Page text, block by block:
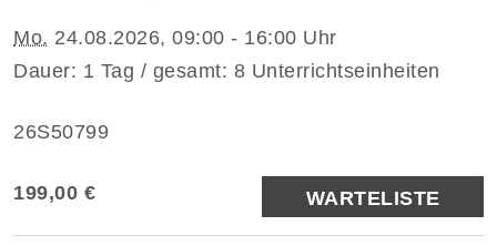
Mo. 24.08.2026, 09:00 - 16:00 Uhr
Dauer: 1 Tag / gesamt: 8 Unterrichtseinheiten
26S50799
199,00 € WARTELISTE